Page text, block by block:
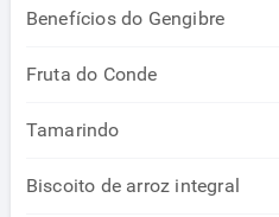
Benefícios do Gengibre
Fruta do Conde
Tamarindo
Biscoito de arroz integral